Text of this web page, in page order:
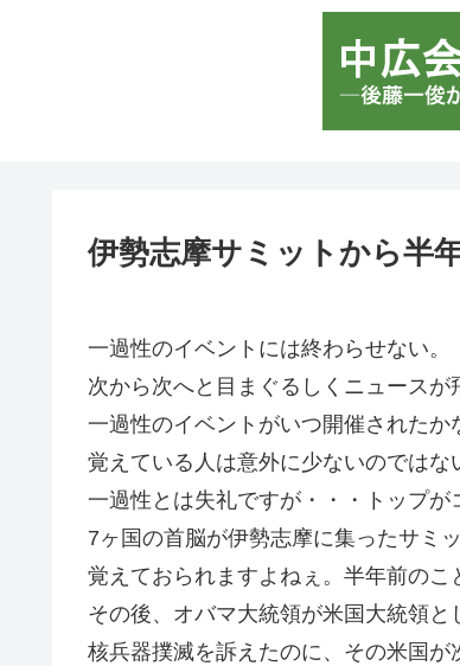
伊勢志摩サミットから半
一過性のイベントには終わらせない。
次から次へと目まぐるしくニュースが
一過性のイベントがいつ開催されたか
覚えている人は意外に少ないのではな
一過性とは失礼ですが・・・トップが
7ヶ国の首脳が伊勢志摩に集ったサミ
覚えておられますよねぇ。半年前のこ
その後、オバマ大統領が米国大統領と
核兵器撲滅を訴えたのに、その米国が